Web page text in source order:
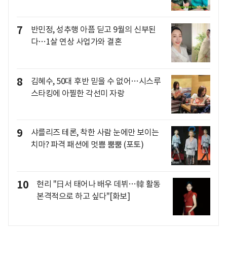
7
반민정, 성추행 아픔 딛고 9월의 신부된
다…1살 연상 사업가와 결혼
8
김혜수, 50대 후반 믿을 수 없어…시스루
스타킹에 아찔한 각선미 자랑
9
샤를리즈 테론, 착한 사람 눈에만 보이는
치마? 파격 패션에 멋쁨 뿜뿜 (포토)
10
현리 "日서 태어나 배우 데뷔…韓 활동
본격적으로 하고 싶다"[화보]